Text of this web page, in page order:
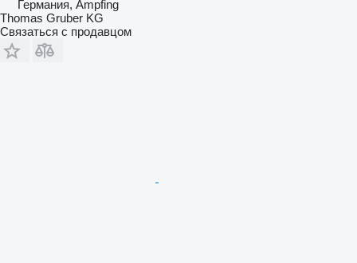
Германия, Ampfing
Thomas Gruber KG
Связаться с продавцом